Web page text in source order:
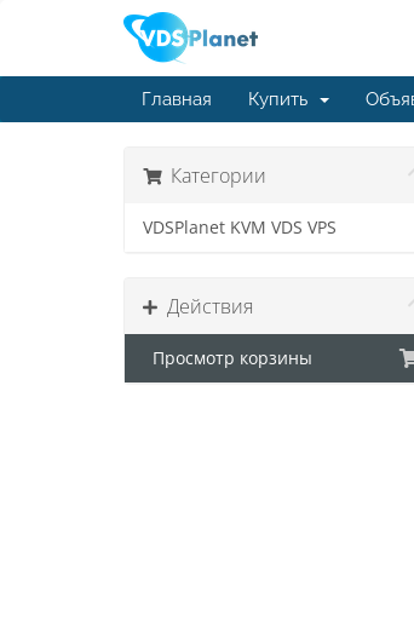
Главная Купить
Категории
VDSPlanet KVM VDS VPS
Действия
Просмотр корзины